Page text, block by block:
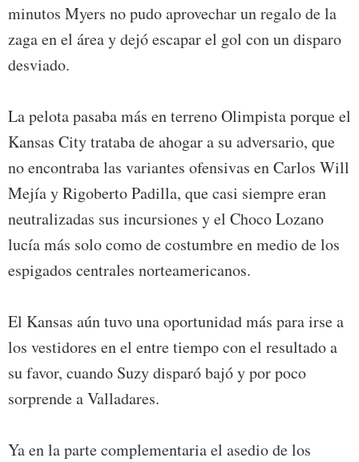
minutos Myers no pudo aprovechar un regalo de la
zaga en el área y dejó escapar el gol con un disparo
desviado.
La pelota pasaba más en terreno Olimpista porque el
Kansas City trataba de ahogar a su adversario, que
no encontraba las variantes ofensivas en Carlos Will
Mejía y Rigoberto Padilla, que casi siempre eran
neutralizadas sus incursiones y el Choco Lozano
lucía más solo como de costumbre en medio de los
espigados centrales norteamericanos.
El Kansas aún tuvo una oportunidad más para irse a
los vestidores en el entre tiempo con el resultado a
su favor, cuando Suzy disparó bajó y por poco
sorprende a Valladares.
Ya en la parte complementaria el asedio de los